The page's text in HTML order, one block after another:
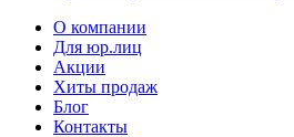
О компании
Для юр.лиц
Акции
Хиты продаж
Блог
Контакты